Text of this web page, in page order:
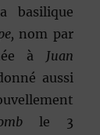
basilique
nom par
à Juan
aussi
le 3